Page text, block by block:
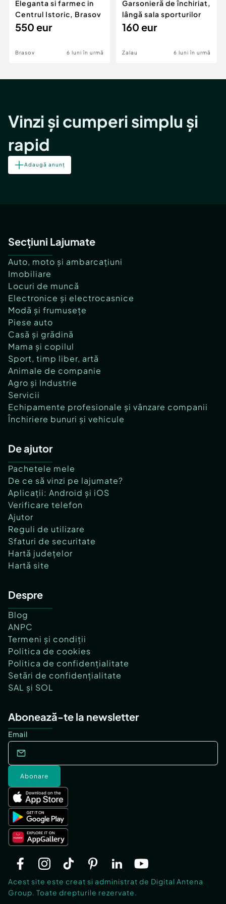
Eleganta si farmec in
Centrul Istoric, Brasov
550 eur
Brasov 6 luni în urmă
Garsonieră de închiriat,
lângă sala sporturilor
160 eur
Zalau 6 luni în urmă
Vinzi și cumperi simplu și
rapid
Adaugă anunț
Secțiuni Lajumate
Auto, moto și ambarcațiuni
Imobiliare
Locuri de muncă
Electronice și electrocasnice
Modă și frumusețe
Piese auto
Casă și grădină
Mama și copilul
Sport, timp liber, artă
Animale de companie
Agro și Industrie
Servicii
Echipamente profesionale și vânzare companii
Închiriere bunuri și vehicule
De ajutor
Pachetele mele
De ce să vinzi pe lajumate?
Aplicații: Android și iOS
Verificare telefon
Ajutor
Reguli de utilizare
Sfaturi de securitate
Hartă județelor
Hartă site
Despre
Blog
ANPC
Termeni și condiții
Politica de cookies
Politica de confidențialitate
Setări de confidențialitate
SAL și SOL
Abonează-te la newsletter
Email
Abonare
Acest site este creat si administrat de Digital Antena
Group. Toate drepturile rezervate.